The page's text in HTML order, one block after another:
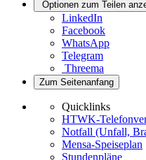
Optionen zum Teilen
LinkedIn
Facebook
WhatsApp
Telegram
Threema
Zum Seitenanfang
Quicklinks
HTWK-
Notfall (Unfall,
Mensa-Speiseplan
Stundenpläne